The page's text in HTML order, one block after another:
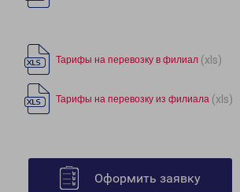
Тарифы на перевозку в филиал (xls)
Тарифы на перевозку из филиала (xls)
Оформить заявку